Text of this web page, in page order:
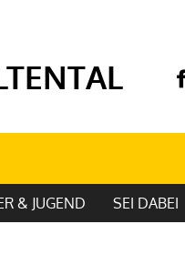
& JUGEND SEI DABEI